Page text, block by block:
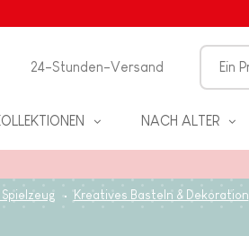
24-Stunden-Versand
NACH ALTER
Kreatives Basteln & Dekoration